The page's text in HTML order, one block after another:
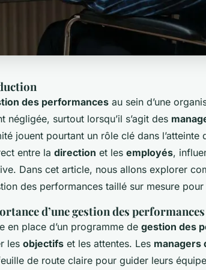
des performances au sein d’une
négligée, surtout lorsqu’il s’agit des
jouent pourtant un rôle clé dans l’atteinte
entre la direction et les employés,
Dans cet article, nous allons explorer
des performances taillé sur mesure pour
d’une gestion des
en place d’un programme de gestion des
les objectifs et les attentes. Les managers
de route claire pour guider leurs